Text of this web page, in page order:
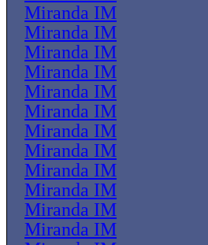
Miranda IM
Miranda IM
Miranda IM
Miranda IM
Miranda IM
Miranda IM
Miranda IM
Miranda IM
Miranda IM
Miranda IM
Miranda IM
Miranda IM